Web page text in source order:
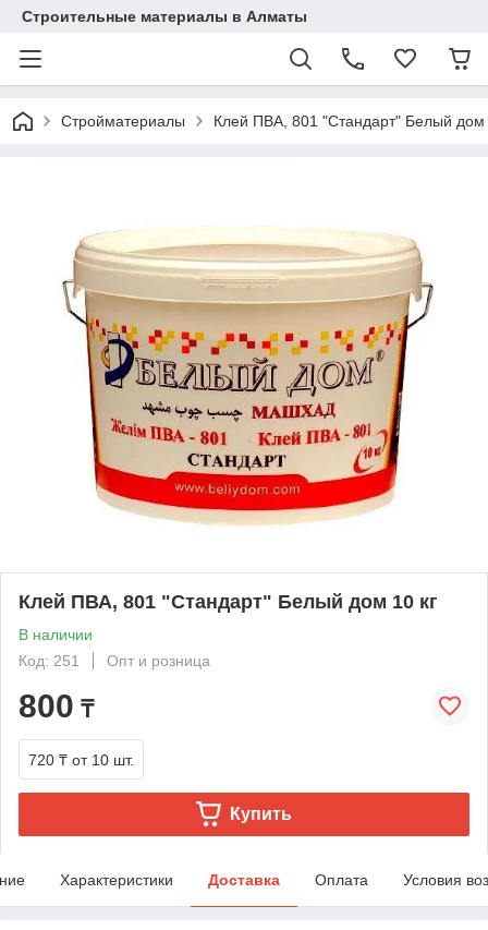
Строительные материалы в Алматы
Стройматериалы Клей ПВА, 801 "Стандарт" Белый дом
Клей ПВА, 801 "Стандарт" Белый дом 10 кг
В наличии
Код: 251
Опт и розница
800 ₸
720 ₸ от 10 шт.
Купить
Характеристики Доставка Оплата Условия